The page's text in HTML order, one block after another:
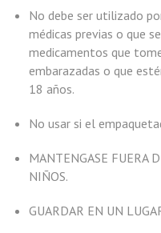
No debe ser utilizado
médicas previas o que
medicamentos que
embarazadas o que
18 años.
No usar si el
MANTENGASE FUERA
NIÑOS.
GUARDAR EN UN